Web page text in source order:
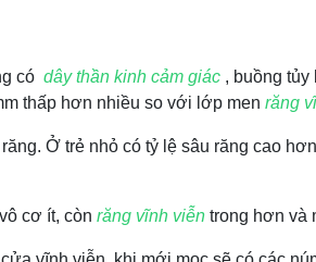
có dây thần kinh cảm giác , buồng
thấp hơn nhiều so với lớp men răng
Ở trẻ nhỏ có tỷ lệ sâu răng cao
cơ ít, còn răng vĩnh viễn trong hơn và